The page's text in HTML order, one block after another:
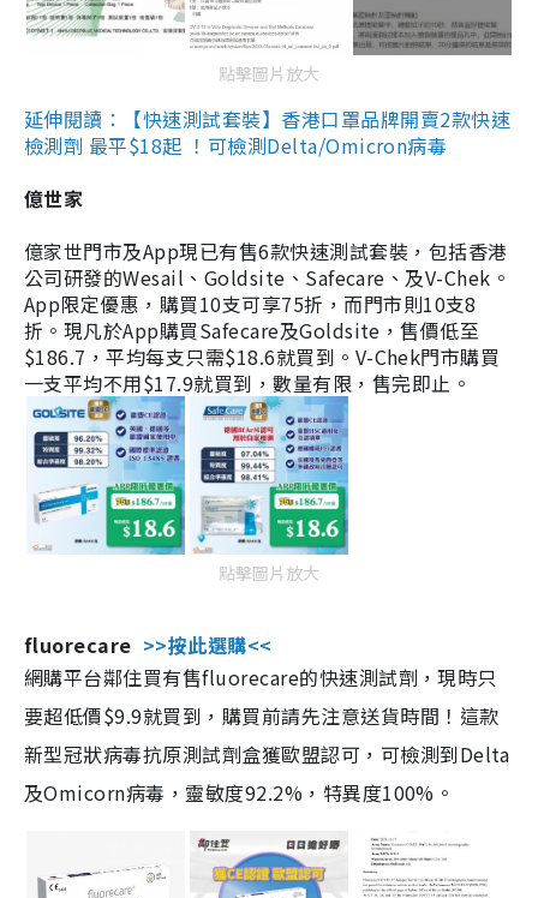
點擊圖片放大
延伸閱讀：【快速測試套裝】香港口罩品牌開賣2款快速
檢測劑 最平$18起 ！可檢測Delta/Omicron病毒
億世家
億家世門市及App現已有售6款快速測試套裝，包括香港
公司研發的Wesail、Goldsite、Safecare、及V-Chek。
App限定優惠，購買10支可享75折，而門市則10支8
折。現凡於App購買Safecare及Goldsite，售價低至
$186.7，平均每支只需$18.6就買到。V-Chek門市購買
一支平均不用$17.9就買到，數量有限，售完即止。
點擊圖片放大
fluorecare >>按此選購<<
網購平台鄰住買有售fluorecare的快速測試劑，現時只
要超低價$9.9就買到，購買前請先注意送貨時間！這款
新型冠狀病毒抗原測試劑盒獲歐盟認可，可檢測到Delta
及Omicorn病毒，靈敏度92.2%，特異度100%。